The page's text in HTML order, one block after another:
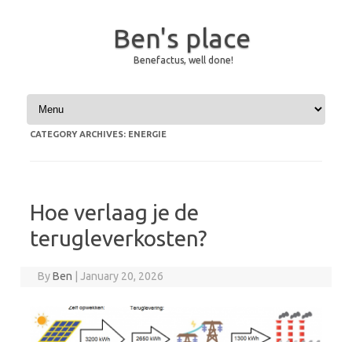
Ben's place
Benefactus, well done!
Skip to content
CATEGORY ARCHIVES: ENERGIE
Hoe verlaag je de
terugleverkosten?
ByBen January 20, 2026